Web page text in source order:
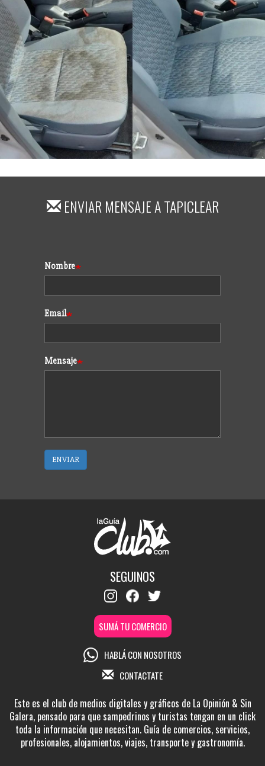
ENVIAR MENSAJE ATAPICLEAR
Formulario
Nombre
Email
Mensaje
ENVIAR
SEGUINOS
SUMÁ TU COMERCIO
HABLÁ CON NOSOTROS
CONTACTATE
Este es el club de medios digitales y gráficos de La Opinión & Sin
Galera, pensado para que sampedrinos y turistas tengan en un click
toda la información que necesitan. Guía de comercios, servicios,
profesionales, alojamientos, viajes, transporte y gastronomía.